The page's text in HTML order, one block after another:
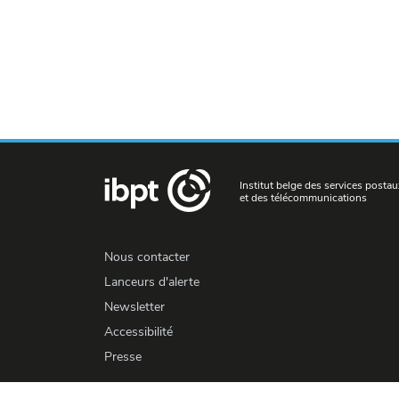
Institut belge des services
et des télécommunications
Nous contacter
Lanceurs d'alerte
Newsletter
Accessibilité
Presse